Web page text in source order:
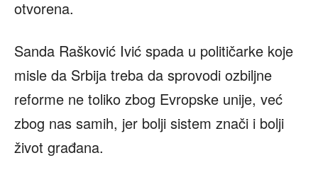
otvorena.
Sanda Rašković Ivić spada u političarke koje
misle da Srbija treba da sprovodi ozbiljne
reforme ne toliko zbog Evropske unije, već
zbog nas samih, jer bolji sistem znači i bolji
život građana.